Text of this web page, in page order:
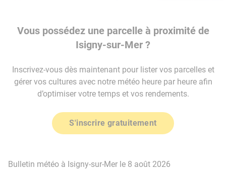
Vous possédez une parcelle à proximité de
Isigny-sur-Mer ?
Inscrivez-vous dès maintenant pour lister vos parcelles et
gérer vos cultures avec notre météo heure par heure afin
d’optimiser votre temps et vos rendements.
S'inscrire gratuitement
Bulletin météo à Isigny-sur-Mer le 8 août 2026